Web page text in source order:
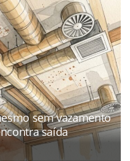
sem vazamento
saída